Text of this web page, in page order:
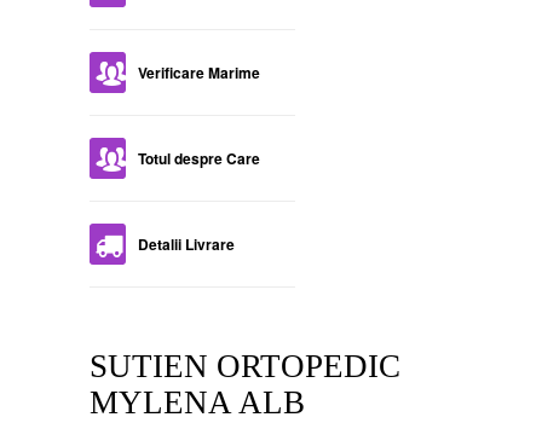
Verificare Marime
Totul despre Care
Detalii Livrare
SUTIEN ORTOPEDIC
MYLENA ALB